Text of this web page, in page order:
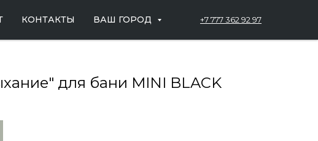
КОНТАКТЫ ВАШ ГОРОД +7 777 362 92 97
для бани MINI BLACK